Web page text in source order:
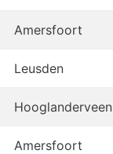
Amersfoort
Leusden
Hooglanderveen
Amersfoort